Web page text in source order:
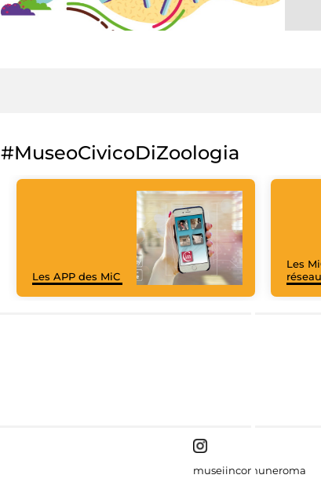
#MuseoCivicoDiZoologia
Les APP des MiC
Les
museiincomuneroma